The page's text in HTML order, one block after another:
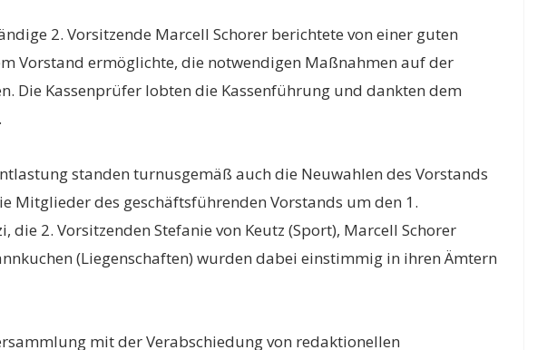
2. Vorsitzende Marcell Schorer berichtete von einer guten
Vorstand ermöglichte, die notwendigen Maßnahmen auf der
Die Kassenprüfer lobten die Kassenführung und dankten dem
standen turnusgemäß auch die Neuwahlen des Vorstands
Mitglieder des geschäftsführenden Vorstands um den 1.
die 2. Vorsitzenden Stefanie von Keutz (Sport), Marcell Schorer
(Liegenschaften) wurden dabei einstimmig in ihren Ämtern
mit der Verabschiedung von redaktionellen